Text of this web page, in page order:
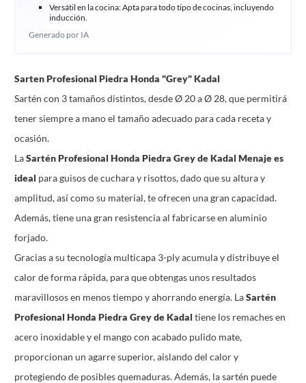
Versátil en la cocina: Apta para todo tipo de cocinas, incluyendo
inducción.
Generado por IA
Sarten Profesional Piedra Honda "Grey" Kadal
Sartén con 3 tamaños distintos, desde Ø 20 a Ø 28, que permitirá
tener siempre a mano el tamaño adecuado para cada receta y
ocasión.
LaSartén Profesional Honda Piedra Grey de Kadal Menaje es
ideal para guisos de cuchara y risottos, dado que su altura y
amplitud, así como su material, te ofrecen una gran capacidad.
Además, tiene una gran resistencia al fabricarse en aluminio
forjado.
Gracias a su tecnología multicapa 3-ply acumula y distribuye el
calor de forma rápida, para que obtengas unos resultados
maravillosos en menos tiempo y ahorrando energía. LaSartén
Profesional Honda Piedra Grey de Kadaltiene los remaches en
acero inoxidable y el mango con acabado pulido mate,
proporcionan un agarre superior, aislando del calor y
protegiendo de posibles quemaduras. Además, la sartén puede